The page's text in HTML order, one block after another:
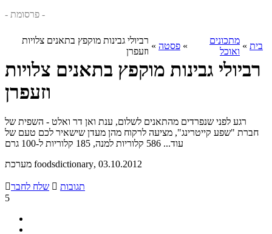
- פרסומת -
בית »
מתכונים
ואוכל
» פסטה »
רביולי גבינות מוקפץ בתאנים צלויות
וזעפרן
רביולי גבינות מוקפץ בתאנים צלויות
וזעפרן
רגע לפני שנפרדים מהתאנים לשלום, ענת ואן דר ואלט - השפית של
חברת "שפע קייטרינג", מציעה לרקוח מהן מעדן שישאיר לכם טעם של
עוד... 586 קלוריות למנה, 185 קלוריות ל-100 גרם
מערכת foodsdictionary, 03.10.2012
שלח לחבר  תגובות
5